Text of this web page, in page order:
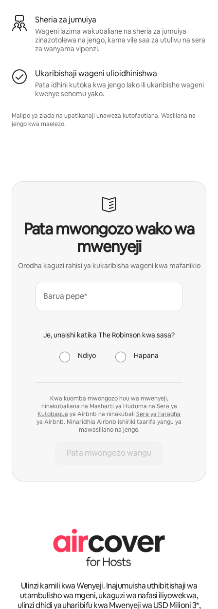
Sheria za jumuiya
Wageni lazima wakubaliane na sheria za jumuiya
zinazotolewa na jengo, kama vile saa za utulivu na sera
za wanyama vipenzi.
Ukaribishaji wageni ulioidhinishwa
Pata idhini kutoka kwa jengo lako ili ukaribishe wageni
kwenye sehemu yako.
Malipo ya ziada na upatikanaji unaweza kutofautiana. Wasiliana na
jengo kwa maelezo.
Pata mwongozo wako wa
mwenyeji
Orodha kaguzi rahisi ya kukaribisha wageni kwa mafanikio
Barua pepe*
Je, unaishi katika The Robinson kwa sasa?
Ndiyo Hapana
Kwa kuomba mwongozo huu wa mwenyeji,
ninakubaliana na Masharti ya Huduma na Sera ya
Kutobagua ya Airbnb na ninakubali Sera ya Faragha
ya Airbnb. Ninaridhia Airbnb ishiriki taarifa yangu ya
mawasiliano na jengo.
Pata mwongozo wangu
Ulinzi kamili kwa Wenyeji. Inajumuisha uthibitishaji wa
utambulisho wa mgeni, ukaguzi wa nafasi iliyowekwa,
ulinzi dhidi ya uharibifu kwa Mwenyeji wa USD Milioni 3*,